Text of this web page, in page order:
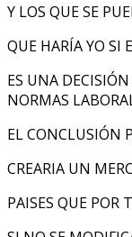
Y LOS QUE SE
QUE HARÍA YO SI
ES UNA
NORMAS
EL CONCLUSIÓN
CREARIA UN
PAISES QUE